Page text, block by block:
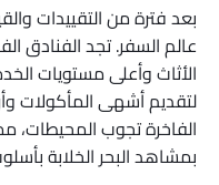
بعد فترة من التقييدات
عالم السفر. تجد الفنادق
الأثاث وأعلى مستويات
لتقديم أشهى المأكولات
الفاخرة تجوب المحيطات،
بمشاهد البحر الخلابة